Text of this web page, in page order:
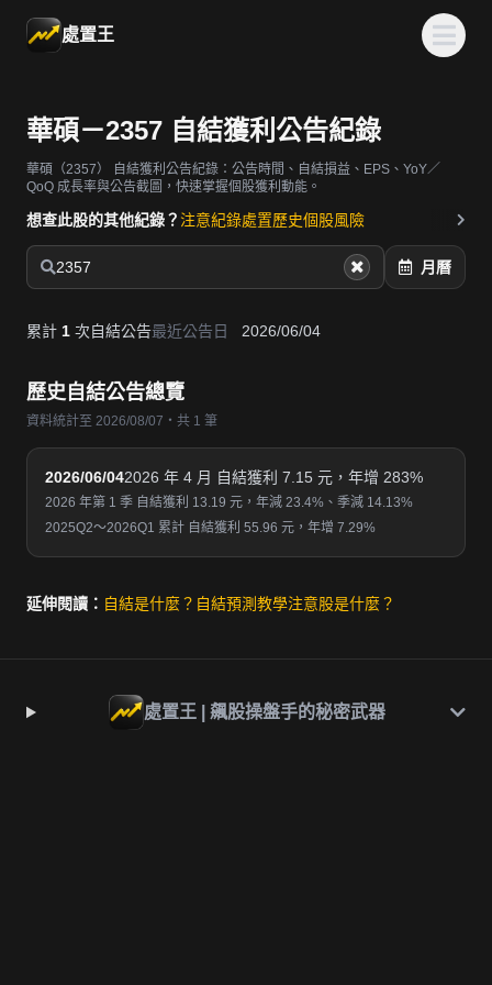
處置王
華碩－2357 自結獲利公告紀錄
華碩（2357）
自結獲利公告紀錄：公告時間、自結損益、EPS、YoY／
QoQ 成長率與公告截圖，快速掌握個股獲利動能。
想查此股的其他紀錄？ 注意紀錄處置歷史個股風險
2357 月曆
累計 1 次自結公告最近公告日 2026/06/04
歷史自結公告總覽
資料統計至 2026/08/07・共 1 筆
2026/06/042026 年 4 月 自結獲利 7.15 元，年增 283%
2026 年第 1 季 自結獲利 13.19 元，年減 23.4%、季減 14.13%
2025Q2～2026Q1 累計 自結獲利 55.96 元，年增 7.29%
延伸閱讀： 自結是什麼？ 自結預測教學注意股是什麼？
處置王 | 飆股操盤手的秘密武器